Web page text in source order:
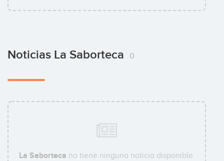
Noticias La Saborteca 0
La Saborteca no tiene ninguna noticia disponible.